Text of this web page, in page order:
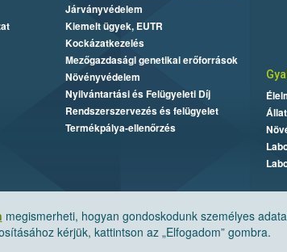
megismerheti, hogyan gondoskodunk személyes
kérjük, kattintson az „Elfogadom” gombra.
Járványvédelem
Kiemelt ügyek, EUTR
Kockázatkezelés
Mezőgazdasági genetikai erőforrások
Növényvédelem
Nyilvántartási és Felügyeleti Díj
Rendszerszervezés és felügyelet
Termékpálya-ellenőrzés
Állat